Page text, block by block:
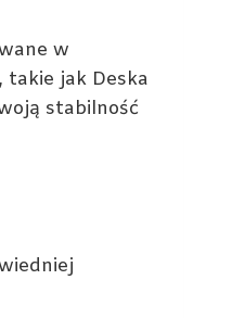
w
takie jak Deska
stabilność